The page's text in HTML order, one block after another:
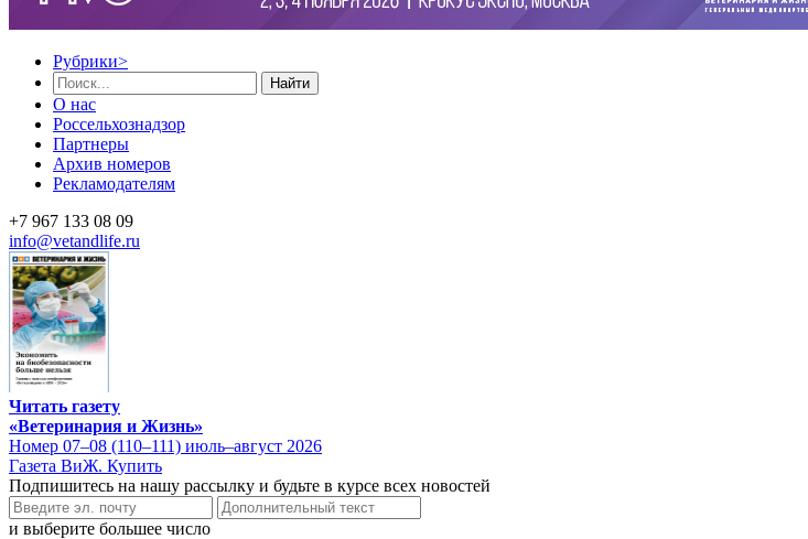
Рубрики>
Найти
О нас
Россельхознадзор
Партнеры
Архив номеров
Рекламодателям
+7 967 133 08 09
info@vetandlife.ru
Читать газету
«Ветеринария и Жизнь»
Номер 07–08 (110–111) июль–август 2026
Газета ВиЖ. Купить
Подпишитесь на нашу рассылку и будьте в курсе всех новостей
и выберите большее число